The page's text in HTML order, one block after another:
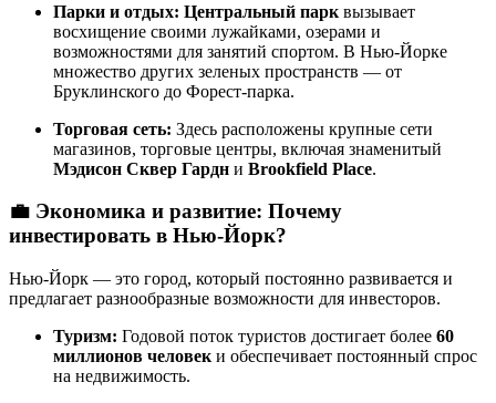
Парки и отдых: Центральный парк вызывает
восхищение своими лужайками, озерами и
возможностями для занятий спортом. В Нью-Йорке
множество других зеленых пространств — от
Бруклинского до Форест-парка.
Торговая сеть: Здесь расположены крупные сети
магазинов, торговые центры, включая знаменитый
Мэдисон Сквер Гардн и Brookfield Place.
💼 Экономика и развитие: Почему
инвестировать в Нью-Йорк?
Нью-Йорк — это город, который постоянно развивается и
предлагает разнообразные возможности для инвесторов.
Туризм: Годовой поток туристов достигает более 60
миллионов человек и обеспечивает постоянный спрос
на недвижимость.